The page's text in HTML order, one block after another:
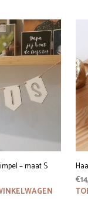
– maat S
€